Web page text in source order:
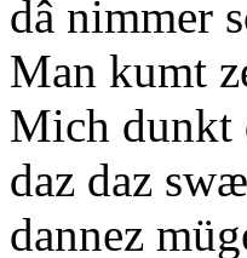
dâ nimmer
Man kumt
Mich dunkt
daz daz
dannez